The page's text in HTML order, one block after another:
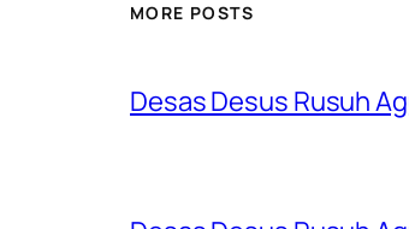
MORE POSTS
Desas Desus Rusuh